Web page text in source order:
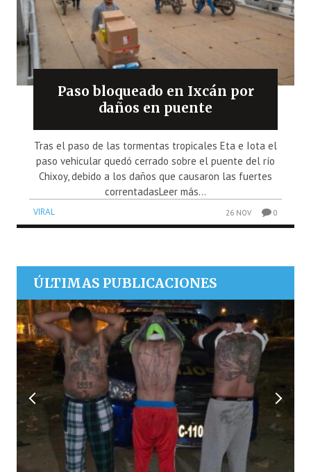
Paso bloqueado en Ixcán por
daños en puente
Tras el paso de las tormentas tropicales Eta e Iota el
paso vehicular quedó cerrado sobre el puente del río
Chixoy, debido a los daños que causaron las fuertes
correntadasLeer más...
VIRAL 26 NOV 0
ÚLTIMAS PUBLICACIONES